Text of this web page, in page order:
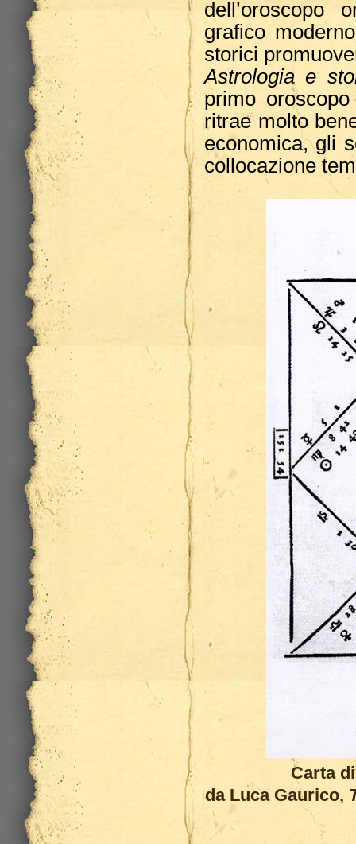
dell’oroscopo
grafico
storici
Astrologia e
primo
ritrae molto
economica, gli
collocazione
Carta
da Luca Gaurico,